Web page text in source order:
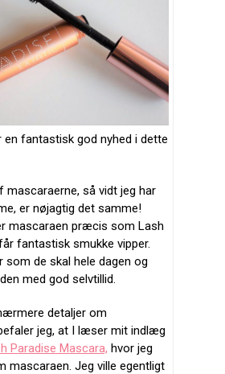
en fantastisk god nyhed i dette
mascaraerne, så vidt jeg har
er nøjagtig det samme!
mascaraen præcis som Lash
fantastisk smukke vipper.
som de skal hele dagen og
med god selvtillid.
detaljer om
jeg, at I læser mit indlæg
Paradise Mascara, hvor jeg
mascaraen. Jeg ville egentligt